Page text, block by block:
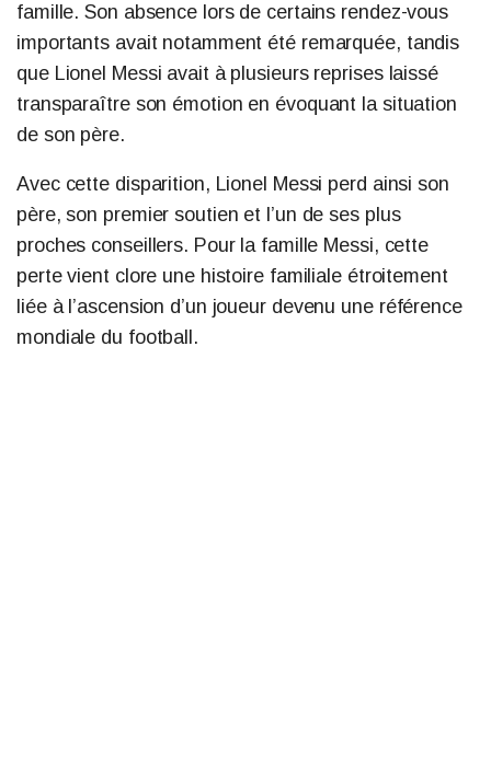
famille. Son absence lors de certains rendez-vous
importants avait notamment été remarquée, tandis
que Lionel Messi avait à plusieurs reprises laissé
transparaître son émotion en évoquant la situation
de son père.
Avec cette disparition, Lionel Messi perd ainsi son
père, son premier soutien et l’un de ses plus
proches conseillers. Pour la famille Messi, cette
perte vient clore une histoire familiale étroitement
liée à l’ascension d’un joueur devenu une référence
mondiale du football.